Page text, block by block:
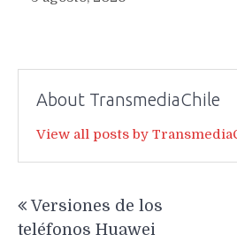
About TransmediaChile
View all posts by
de
Versiones de los
teléfonos Huawei